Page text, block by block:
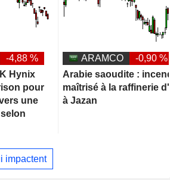
-4,88 %
Hynix
pour
une
ARAMCO
-0,90 %
Arabie saoudite :
maîtrisé à la raffinerie
à Jazan
impactent